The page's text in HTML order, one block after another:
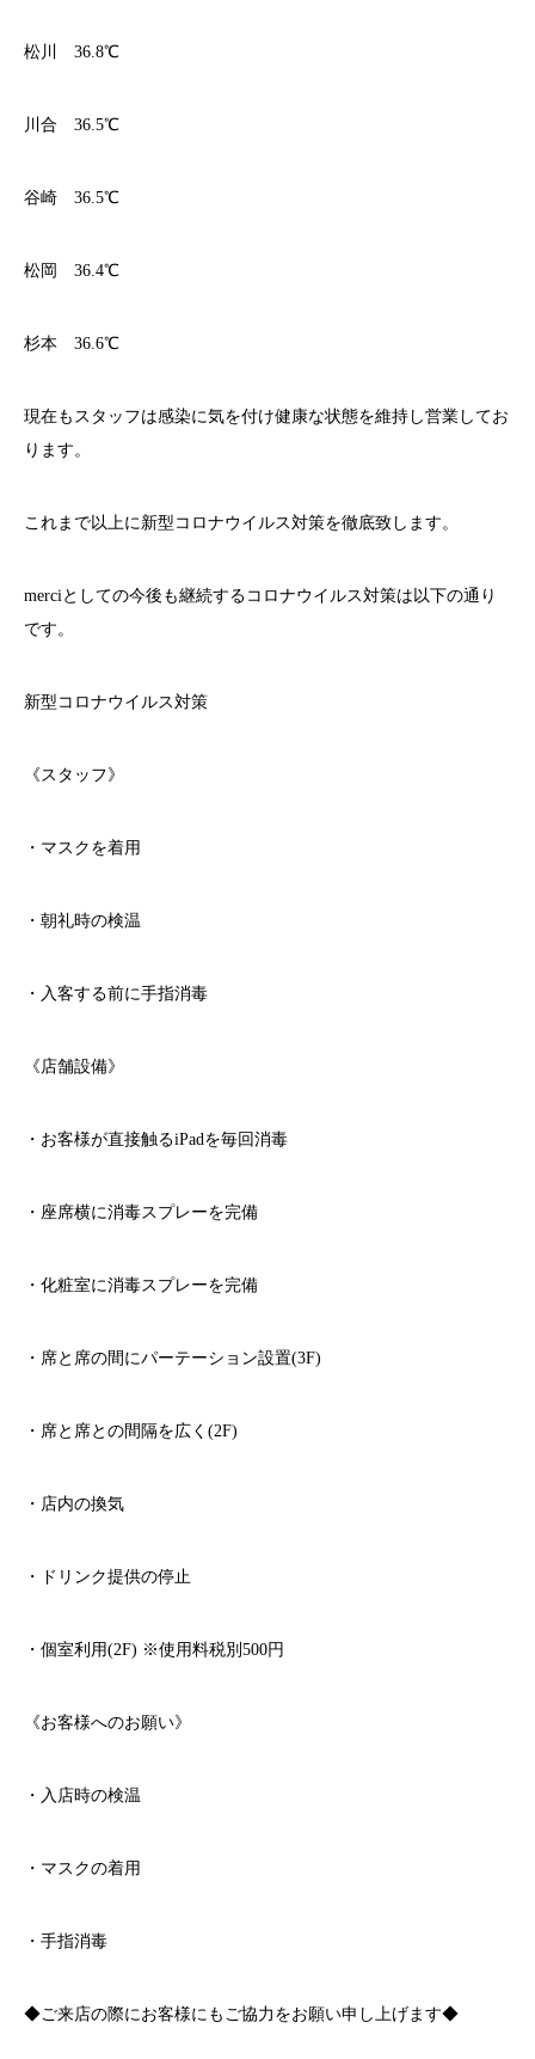
松川 36.8℃
川合 36.5℃
谷崎 36.5℃
松岡 36.4℃
杉本 36.6℃
現在もスタッフは感染に気を付け健康な状態を維持し営業してお
ります。
これまで以上に新型コロナウイルス対策を徹底致します。
merciとしての今後も継続するコロナウイルス対策は以下の通り
です。
新型コロナウイルス対策
《スタッフ》
・マスクを着用
・朝礼時の検温
・入客する前に手指消毒
《店舗設備》
・お客様が直接触るiPadを毎回消毒
・座席横に消毒スプレーを完備
・化粧室に消毒スプレーを完備
・席と席の間にパーテーション設置(3F)
・席と席との間隔を広く (2F)
・店内の換気
・ドリンク提供の停止
・個室利用(2F) ※使用料税別 500円
《お客様へのお願い》
・入店時の検温
・マスクの着用
・手指消毒
◆ご来店の際にお客様にもご協力をお願い申し上げます◆